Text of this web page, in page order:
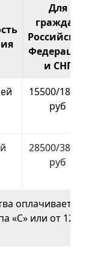
Для
граждан
Российской
Федерации
и СНГ
15500/18500
руб
28500/38500
руб
оплачивается
«C» или от 120€